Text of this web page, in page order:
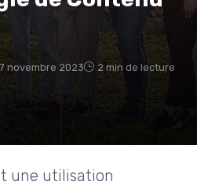
7 novembre 2023 2 min de lecture
une utilisation